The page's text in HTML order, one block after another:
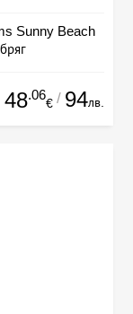
Sunny Beach
48.06
€ / 94лв.